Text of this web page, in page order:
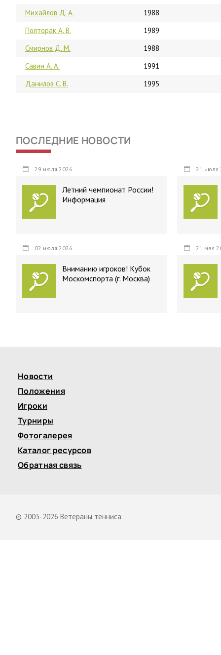
Михайлов Д. А.
1988
Полторак А. В.
1989
Смирнов Д. М.
1988
Савин А. А.
1991
Данилов С. В.
1995
ПОСЛЕДНИЕ НОВОСТИ
29 июля 2026
Летний чемпионат России!
Информация
21 июля
02 июля 2026
Вниманию игроков! Кубок
Москомспорта (г. Москва)
21 мая
Новости
Положения
Игроки
Турниры
Фотогалерея
Каталог ресурсов
Обратная связь
© 2003-2026 Ветераны тенниса